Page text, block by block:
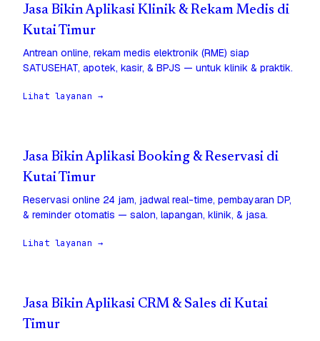
Jasa Bikin Aplikasi Klinik & Rekam Medis di
Kutai Timur
Antrean online, rekam medis elektronik (RME) siap
SATUSEHAT, apotek, kasir, & BPJS — untuk klinik & praktik.
Lihat layanan →
Jasa Bikin Aplikasi Booking & Reservasi di
Kutai Timur
Reservasi online 24 jam, jadwal real-time, pembayaran DP,
& reminder otomatis — salon, lapangan, klinik, & jasa.
Lihat layanan →
Jasa Bikin Aplikasi CRM & Sales di Kutai
Timur